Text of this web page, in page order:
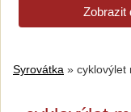
Zobrazit
Syrovátka » cyklovýlet